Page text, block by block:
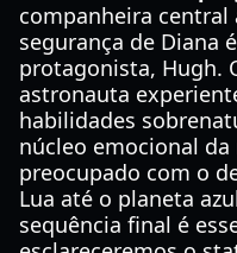
companheira central
segurança de Diana
protagonista, Hugh.
astronauta
habilidades
núcleo emocional da
preocupado com o
Lua até o planeta
sequência final é